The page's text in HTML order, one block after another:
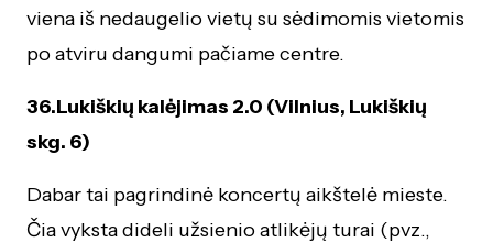
viena iš nedaugelio vietų su sėdimomis vietomis
po atviru dangumi pačiame centre.
36.Lukiškių kalėjimas 2.0 (Vilnius, Lukiškių
skg. 6)
Dabar tai pagrindinė koncertų aikštelė mieste.
Čia vyksta dideli užsienio atlikėjų turai (pvz.,